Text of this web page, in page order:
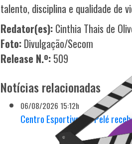
talento, disciplina e qualidade de
Redator(es): Cinthia Thais de
Foto: Divulgação/Secom
Release N.º: 509
Notícias relacionadas
06/08/2026 15:12h
Centro Esportivo Rei Pelé